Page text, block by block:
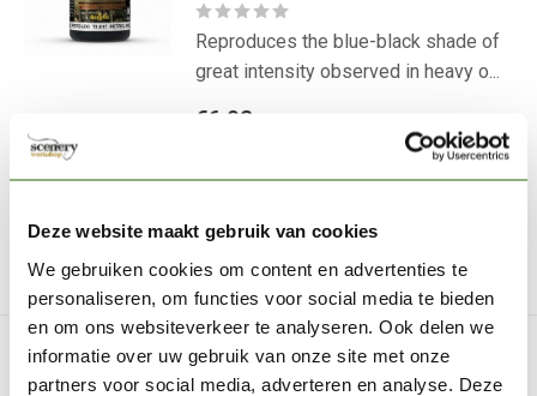
Deze website maakt gebruik van cookies
We gebruiken cookies om content en advertenties te
personaliseren, om functies voor social media te bieden
en om ons websiteverkeer te analyseren. Ook delen we
informatie over uw gebruik van onze site met onze
partners voor social media, adverteren en analyse. Deze
Reproduces the blue-black shade of
great intensity observed in heavy o...
€6,02
een email van ons zodra het